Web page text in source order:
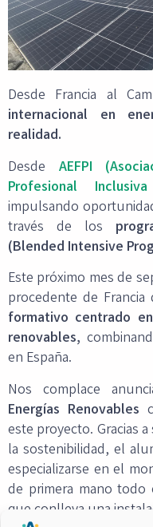
Desde Francia al
internacional en
realidad.
Desde AEFPI
Profesional
impulsando
través de los
(Blended Intensive
Este próximo mes de
procedente de Francia
formativo centrado
renovables,
en España.
Nos complace
Energías Renovables
este proyecto. Gracias
la sostenibilidad, el
especializarse en el
de primera mano
que conlleva una